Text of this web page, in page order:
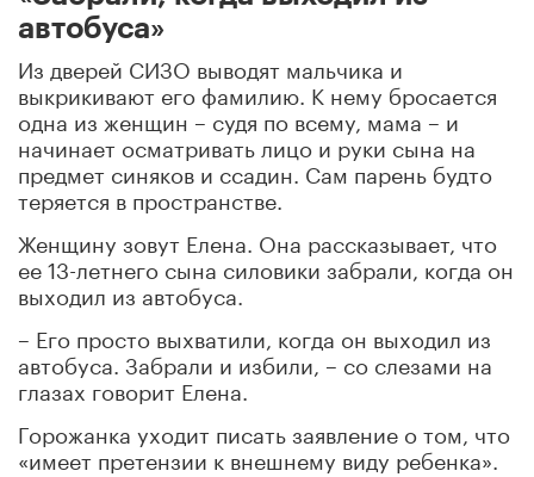
автобуса»
Из дверей СИЗО выводят мальчика и
выкрикивают его фамилию. К нему бросается
одна из женщин – судя по всему, мама – и
начинает осматривать лицо и руки сына на
предмет синяков и ссадин. Сам парень будто
теряется в пространстве.
Женщину зовут Елена. Она рассказывает, что
ее 13-летнего сына силовики забрали, когда он
выходил из автобуса.
– Его просто выхватили, когда он выходил из
автобуса. Забрали и избили, – со слезами на
глазах говорит Елена.
Горожанка уходит писать заявление о том, что
«имеет претензии к внешнему виду ребенка».